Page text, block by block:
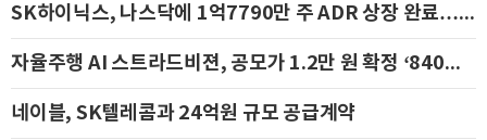
SK하이닉스, 나스닥에 1억7790만 주 ADR 상장 완료…29일 국내 추가 상장
자율주행 AI 스트라드비젼, 공모가 1.2만 원 확정 ‘840억 수혈’
네이블, SK텔레콤과 24억원 규모 공급계약